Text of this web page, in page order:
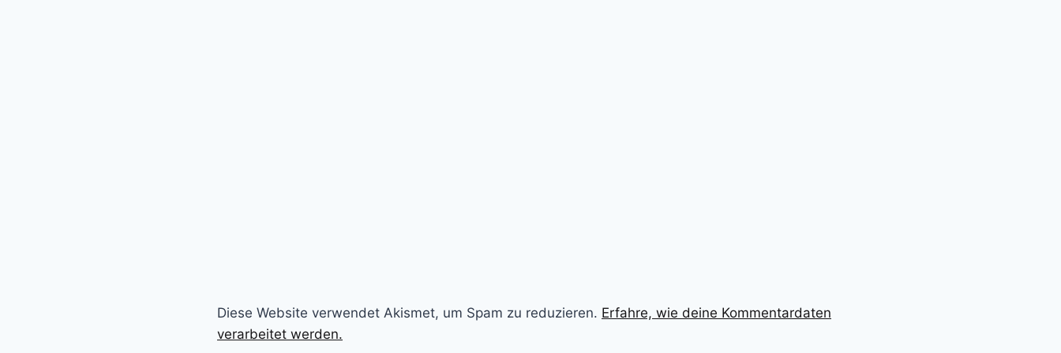
Diese Website verwendet Akismet, um Spam zu reduzieren. Erfahre, wie deine Kommentardaten
verarbeitet werden.